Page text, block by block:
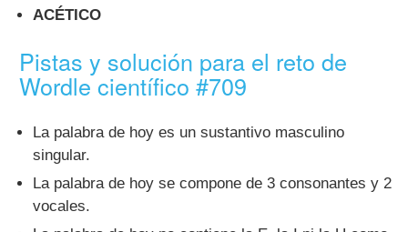
ACÉTICO
Pistas y solución para el reto de
Wordle científico #709
La palabra de hoy es un sustantivo masculino
singular.
La palabra de hoy se compone de 3 consonantes y 2
vocales.